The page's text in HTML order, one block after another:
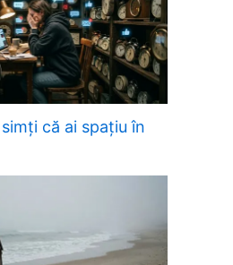
că ai spațiu în